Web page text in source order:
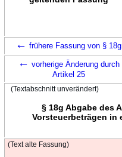
← frühere Fassung von § 18g
← vorherige Änderung durch
Artikel 25
(Textabschnitt unverändert)
§ 18g Abgabe des
Vorsteuerbeträgen in
(Text alte Fassung)